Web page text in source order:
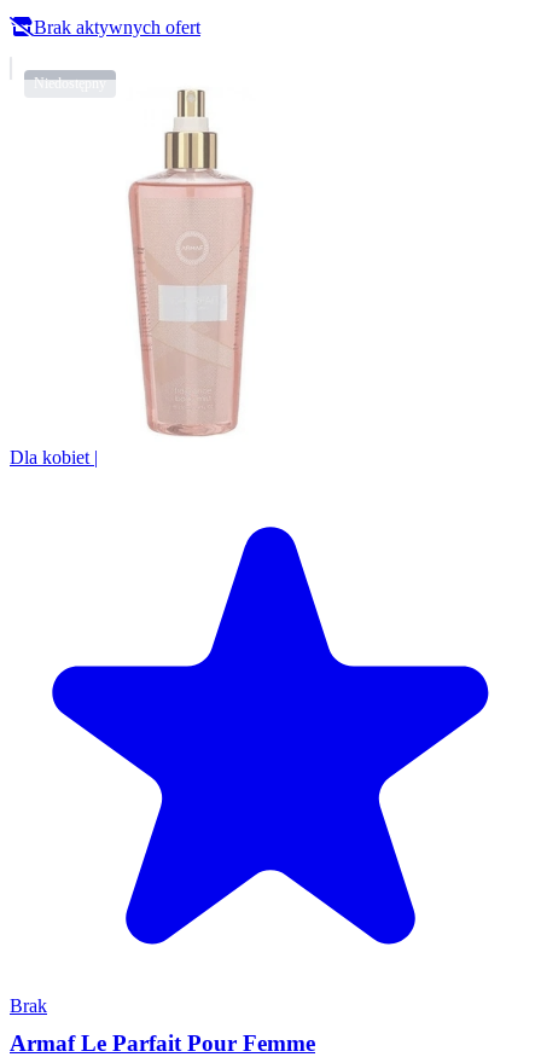
Brak aktywnych ofert
Dla kobiet |
Brak
Armaf Le Parfait Pour Femme